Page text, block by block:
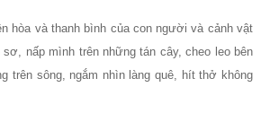
hòa và thanh bình của con người và cảnh vật
nấp mình trên những tán cây, cheo leo bên
trên sông, ngắm nhìn làng quê, hít thở không